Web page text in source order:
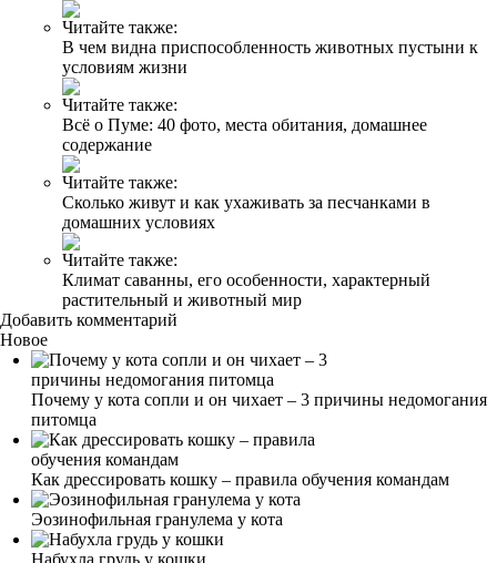
Читайте также:
В чем видна приспособленность животных пустыни к
условиям жизни
Читайте также:
Всё о Пуме: 40 фото, места обитания, домашнее
содержание
Читайте также:
Сколько живут и как ухаживать за песчанками в
домашних условиях
Читайте также:
Климат саванны, его особенности, характерный
растительный и животный мир
Добавить комментарий
Новое
Почему у кота сопли и он чихает – 3 причины недомогания
питомца
Как дрессировать кошку – правила обучения командам
Эозинофильная гранулема у кота
Набухла грудь у кошки